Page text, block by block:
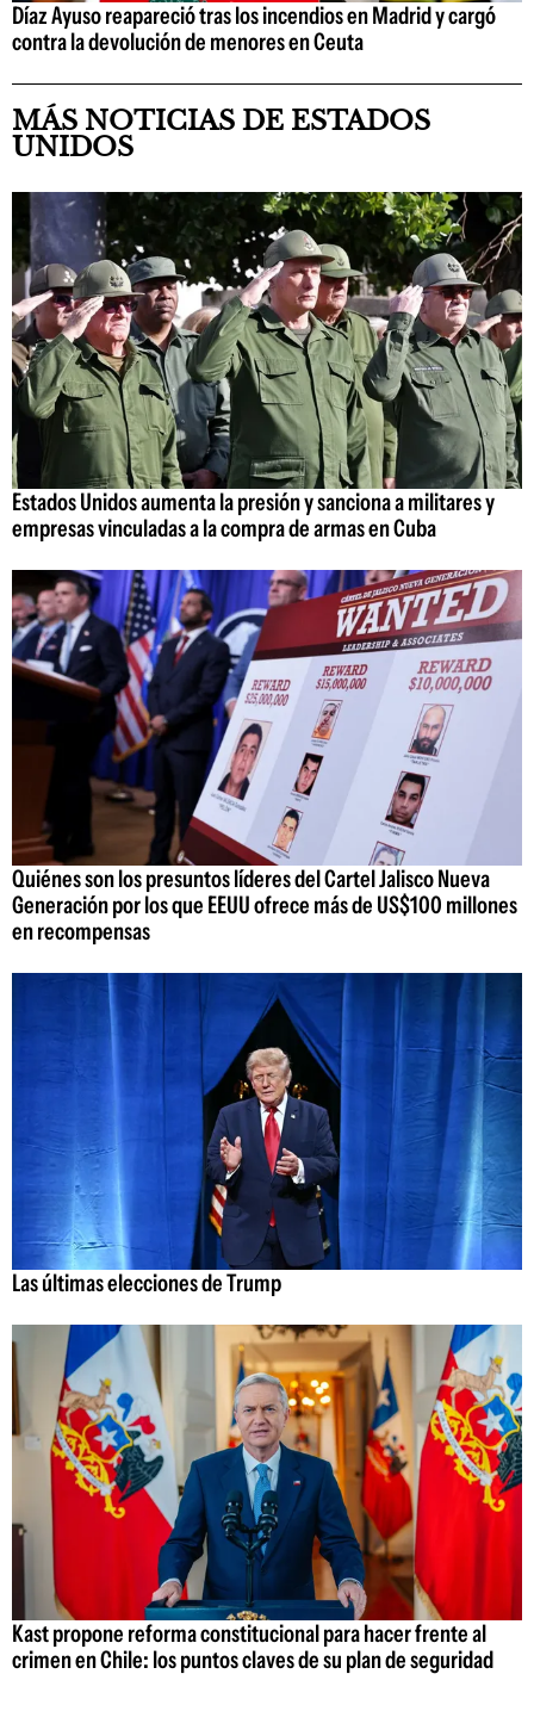
Díaz Ayuso reapareció tras los incendios en Madrid y cargó
contra la devolución de menores en Ceuta
MÁS NOTICIAS DE ESTADOS
UNIDOS
Estados Unidos aumenta la presión y sanciona a militares y
empresas vinculadas a la compra de armas en Cuba
Quiénes son los presuntos líderes del Cartel Jalisco Nueva
Generación por los que EEUU ofrece más de US$100 millones
en recompensas
Las últimas elecciones de Trump
Kast propone reforma constitucional para hacer frente al
crimen en Chile: los puntos claves de su plan de seguridad